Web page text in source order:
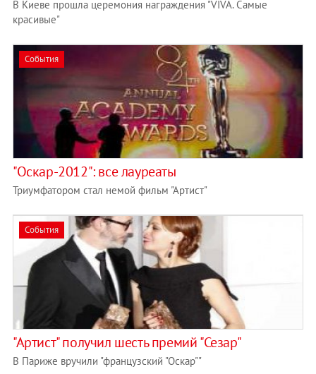
В Киеве прошла церемония награждения "VIVA. Cамые
красивые"
События
"Оскар-2012": все лауреаты
Триумфатором стал немой фильм "Артист"
События
"Артист" получил шесть премий "Сезар"
В Париже вручили "французский "Оскар""